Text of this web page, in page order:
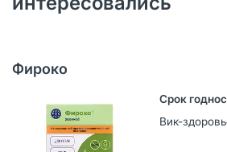
Фироко
Вик-